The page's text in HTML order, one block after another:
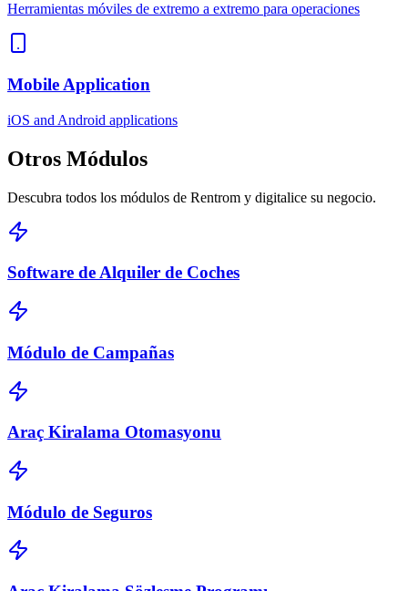
Herramientas móviles de extremo a extremo para operaciones
Mobile Application
iOS and Android applications
Otros Módulos
Descubra todos los módulos de Rentrom y digitalice su negocio.
Software de Alquiler de Coches
Módulo de Campañas
Araç Kiralama Otomasyonu
Módulo de Seguros